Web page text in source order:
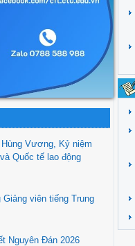
Vương, Kỷ niệm
Quốc tế lao động
viên tiếng Trung
Nguyên Đán 2026